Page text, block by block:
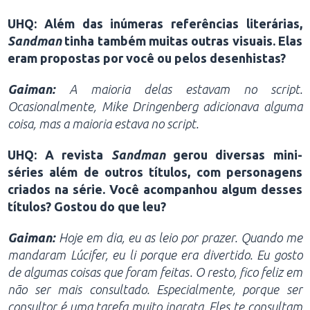
UHQ: Além das inúmeras referências literárias,
Sandmantinha também muitas outras visuais. Elas
eram propostas por você ou pelos desenhistas?
Gaiman:A maioria delas estavam no script.
Ocasionalmente, Mike Dringenberg adicionava alguma
coisa, mas a maioria estava no script.
UHQ: A revista Sandmangerou diversas mini-
séries além de outros títulos, com personagens
criados na série. Você acompanhou algum desses
títulos? Gostou do que leu?
Gaiman:Hoje em dia, eu as leio por prazer. Quando me
mandaram Lúcifer, eu li porque era divertido. Eu gosto
de algumas coisas que foram feitas. O resto, fico feliz em
não ser mais consultado. Especialmente, porque ser
consultor é uma tarefa muito ingrata. Eles te consultam